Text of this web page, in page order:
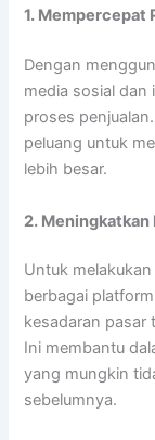
1. Mempercepat
Dengan
media sosial dan
proses
peluang untuk
lebih besar.
2. Meningkatkan
Untuk
berbagai
kesadaran pasar
Ini membantu
yang mungkin
sebelumnya.